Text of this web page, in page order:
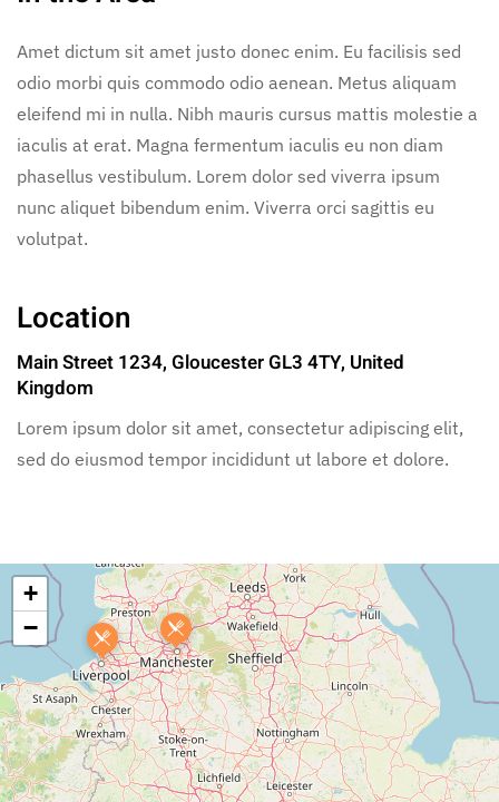
Amet dictum sit amet justo donec enim. Eu facilisis sed
odio morbi quis commodo odio aenean. Metus aliquam
eleifend mi in nulla. Nibh mauris cursus mattis molestie a
iaculis at erat. Magna fermentum iaculis eu non diam
phasellus vestibulum. Lorem dolor sed viverra ipsum
nunc aliquet bibendum enim. Viverra orci sagittis eu
volutpat.
Location
Main Street 1234, Gloucester GL3 4TY, United
Kingdom
Lorem ipsum dolor sit amet, consectetur adipiscing elit,
sed do eiusmod tempor incididunt ut labore et dolore.
+
−